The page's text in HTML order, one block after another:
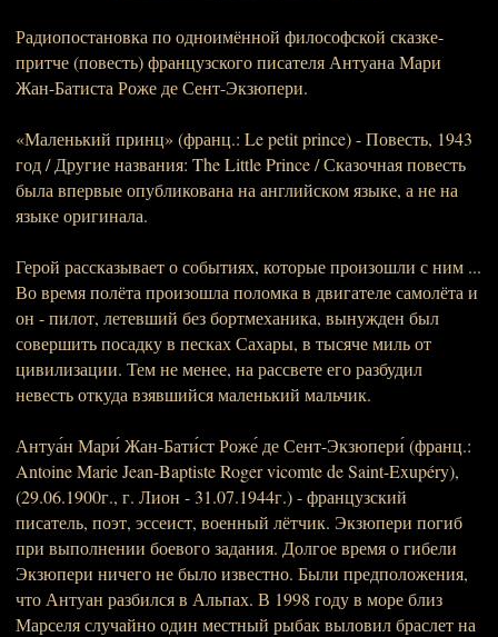
Радиопостановка по одноимённой философской сказке-
притче (повесть) французского писателя Антуана Мари
Жан-Батиста Роже де Сент-Экзюпери.
«Маленький принц» (франц.: Le petit prince) - Повесть, 1943
год / Другие названия: The Little Prince / Сказочная повесть
была впервые опубликована на английском языке, а не на
языке оригинала.
Герой рассказывает о событиях, которые произошли с ним ...
Во время полёта произошла поломка в двигателе самолёта и
он - пилот, летевший без бортмеханика, вынужден был
совершить посадку в песках Сахары, в тысяче миль от
цивилизации. Тем не менее, на рассвете его разбудил
невесть откуда взявшийся маленький мальчик.
Антуа́н Мари́ Жан-Бати́ст Роже́ де Сент-Экзюпери́ (франц.:
Antoine Marie Jean-Baptiste Roger vicomte de Saint-Exupéry),
(29.06.1900г., г. Лион - 31.07.1944г.) - французский
писатель, поэт, эссеист, военный лётчик. Экзюпери погиб
при выполнении боевого задания. Долгое время о гибели
Экзюпери ничего не было известно. Были предположения,
что Антуан разбился в Альпах. В 1998 году в море близ
Марселя случайно один местный рыбак выловил браслет на